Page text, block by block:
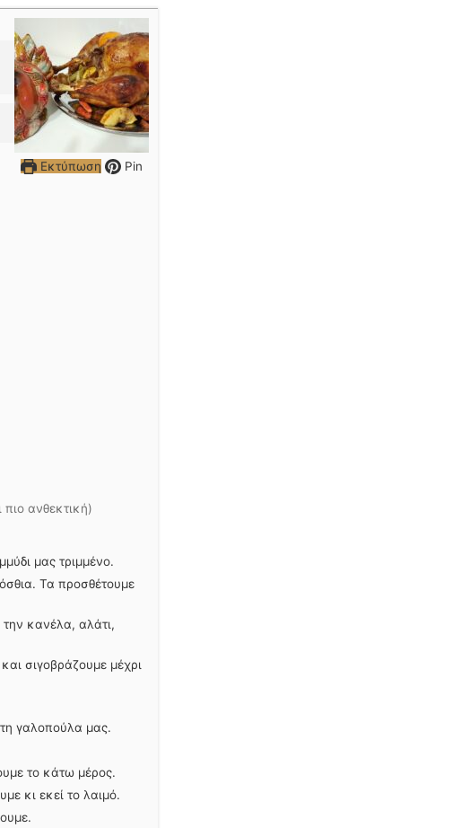
Εκτύπωση Pin
ανθεκτική)
μας τριμμένο.
Τα προσθέτουμε
την κανέλα, αλάτι,
σιγοβράζουμε μέχρι
γαλοπούλα μας.
το κάτω μέρος.
κι εκεί το λαιμό.